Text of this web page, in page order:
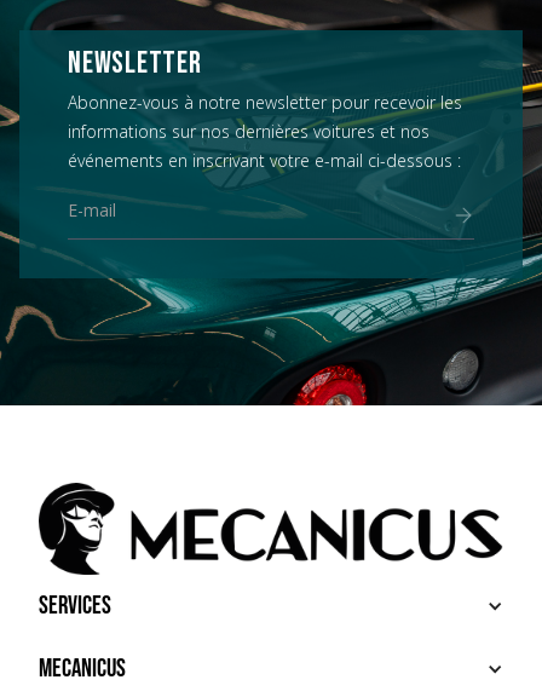
NEWSLETTER
Abonnez-vous à notre newsletter pour recevoir les
informations sur nos dernières voitures et nos
événements en inscrivant votre e-mail ci-dessous :
Services
ACHETER
VENDRE
Mecanicus